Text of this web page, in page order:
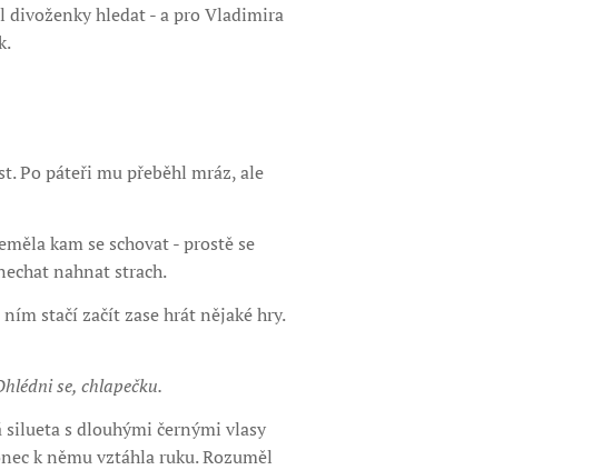
divoženky hledat - a pro Vladimira
Po páteři mu přeběhl mráz, ale
kam se schovat - prostě se
nahnat strach.
stačí začít zase hrát nějaké hry.
se, chlapečku.
s dlouhými černými vlasy
k němu vztáhla ruku. Rozuměl